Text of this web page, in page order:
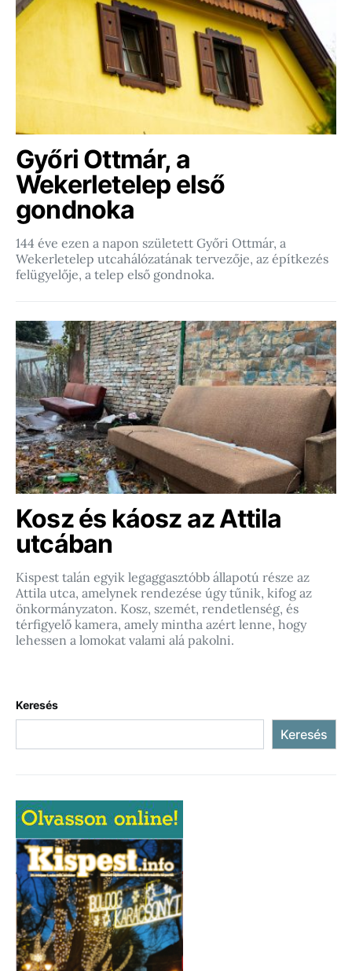
Győri Ottmár, a
Wekerletelep első
gondnoka
144 éve ezen a napon született Győri Ottmár, a
Wekerletelep utcahálózatának tervezője, az építkezés
felügyelője, a telep első gondnoka.
Kosz és káosz az Attila
utcában
Kispest talán egyik legaggasztóbb állapotú része az
Attila utca, amelynek rendezése úgy tűnik, kifog az
önkormányzaton. Kosz, szemét, rendetlenség, és
térfigyelő kamera, amely mintha azért lenne, hogy
lehessen a lomokat valami alá pakolni.
Keresés
Keresés